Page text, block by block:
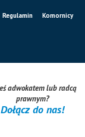
Regulamin Komornicy
adwokatem lub radcą
prawnym?
Dołącz do nas!